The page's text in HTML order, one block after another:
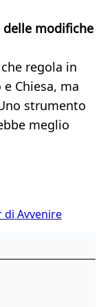
delle modifiche
regola in
Chiesa, ma
strumento
meglio
di Avvenire